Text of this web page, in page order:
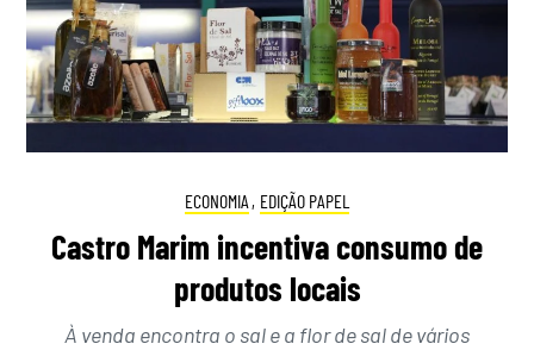
ECONOMIA , EDIÇÃO PAPEL
Castro Marim incentiva consumo de
produtos locais
À venda encontra o sal e a flor de sal de vários